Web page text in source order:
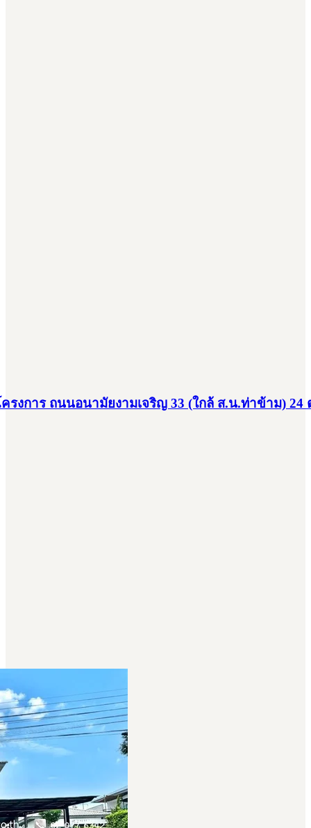
งการ ถนนอนามัยงามเจริญ 33 (ใกล้ ส.น.ท่าข้าม) 24